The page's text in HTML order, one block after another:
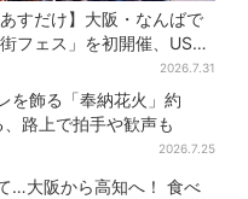
あすだけ】大阪・なんばで
街フェス」を初開催、USJ
テージ＆豪華ゲストのトー
ショーも！参加無料で
2026.7.31
を飾る「奉納花火」約
路上で拍手や歓声も
2026.7.25
…大阪から高知へ！ 食べ